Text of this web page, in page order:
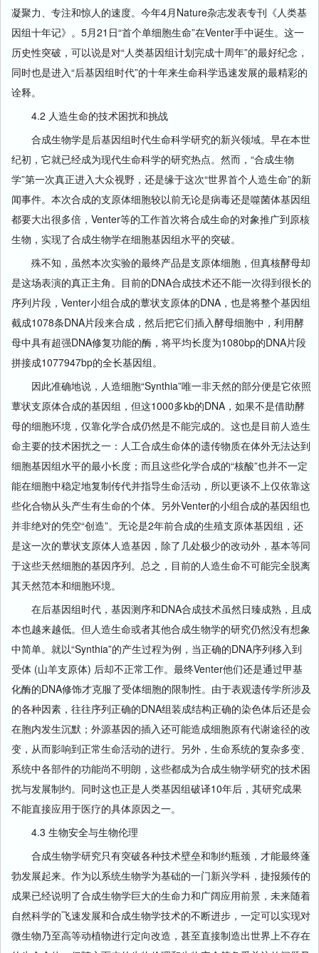
凝聚力、专注和惊人的速度。今年4月Nature杂志发表专刊《人类基
因组十年记》。5月21日“首个单细胞生命”在Venter手中诞生。这一
历史性突破，可以说是对“人类基因组计划完成十周年”的最好纪念，
同时也是进入“后基因组时代”的十年来生命科学迅速发展的最精彩的
诠释。
4.2 人造生命的技术困扰和挑战
合成生物学是后基因组时代生命科学研究的新兴领域。早在本世
纪初，它就已经成为现代生命科学的研究热点。然而，“合成生物
学”第一次真正进入大众视野，还是缘于这次“世界首个人造生命”的新
闻事件。本次合成的支原体细胞较以前无论是病毒还是噬菌体基因组
都要大出很多倍，Venter等的工作首次将合成生命的对象推广到原核
生物，实现了合成生物学在细胞基因组水平的突破。
殊不知，虽然本次实验的最终产品是支原体细胞，但真核酵母却
是这场表演的真正主角。目前的DNA合成技术还不能一次得到很长的
序列片段，Venter小组合成的蕈状支原体的DNA，也是将整个基因组
截成1078条DNA片段来合成，然后把它们插入酵母细胞中，利用酵
母中具有超强DNA修复功能的酶，将平均长度为1080bp的DNA片段
拼接成1077947bp的全长基因组。
因此准确地说，人造细胞“Synthia”唯一非天然的部分便是它依照
蕈状支原体合成的基因组，但这1000多kb的DNA，如果不是借助酵
母的细胞环境，仅靠化学合成仍然是不能完成的。这也是目前人造生
命主要的技术困扰之一：人工合成生命体的遗传物质在体外无法达到
细胞基因组水平的最小长度；而且这些化学合成的“核酸”也并不一定
能在细胞中稳定地复制传代并指导生命活动，所以更谈不上仅依靠这
些化合物从头产生有生命的个体。另外Venter的小组合成的基因组也
并非绝对的凭空“创造”。无论是2年前合成的生殖支原体基因组，还
是这一次的蕈状支原体人造基因，除了几处极少的改动外，基本等同
于这些天然细胞的基因序列。总之，目前的人造生命不可能完全脱离
其天然范本和细胞环境。
在后基因组时代，基因测序和DNA合成技术虽然日臻成熟，且成
本也越来越低。但人造生命或者其他合成生物学的研究仍然没有想象
中简单。就以“Synthia”的产生过程为例，当正确的DNA序列移入到
受体 (山羊支原体) 后却不正常工作。最终Venter他们还是通过甲基
化酶的DNA修饰才克服了受体细胞的限制性。由于表观遗传学所涉及
的各种因素，往往序列正确的DNA组装成结构正确的染色体后还是会
在胞内发生沉默；外源基因的插入还可能造成细胞原有代谢途径的改
变，从而影响到正常生命活动的进行。另外，生命系统的复杂多变、
系统中各部件的功能尚不明朗，这些都成为合成生物学研究的技术困
扰与发展制约。同时这也正是人类基因组破译10年后，其研究成果
不能直接应用于医疗的具体原因之一。
4.3 生物安全与生物伦理
合成生物学研究只有突破各种技术壁垒和制约瓶颈，才能最终蓬
勃发展起来。作为以系统生物学为基础的一门新兴学科，捷报频传的
成果已经说明了合成生物学巨大的生命力和广阔应用前景，未来随着
自然科学的飞速发展和合成生物学技术的不断进步，一定可以实现对
微生物乃至高等动植物进行定向改造，甚至直接制造出世界上不存在